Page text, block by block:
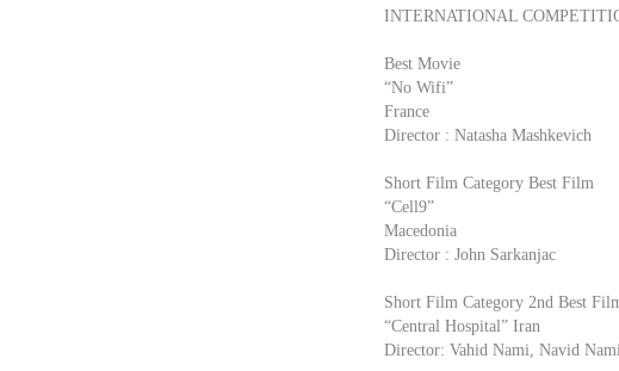
INTERNATIONAL
Best Movie
“No Wifi”
France
Director : Natasha Mashkevich
Short Film Category Best Film
“Cell9”
Macedonia
Director : John Sarkanjac
Short Film Category 2nd Best
“Central Hospital” Iran
Director: Vahid Nami, Navid